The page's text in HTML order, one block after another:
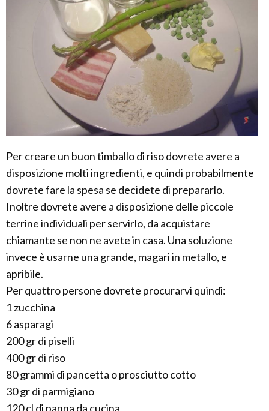
Per creare un buon timballo di riso dovrete avere a
disposizione molti ingredienti, e quindi probabilmente
dovrete fare la spesa se decidete di prepararlo.
Inoltre dovrete avere a disposizione delle piccole
terrine individuali per servirlo, da acquistare
chiamante se non ne avete in casa. Una soluzione
invece è usarne una grande, magari in metallo, e
apribile.
Per quattro persone dovrete procurarvi quindi:
1 zucchina
6 asparagi
200 gr di piselli
400 gr di riso
80 grammi di pancetta o prosciutto cotto
30 gr di parmigiano
120 cl di panna da cucina